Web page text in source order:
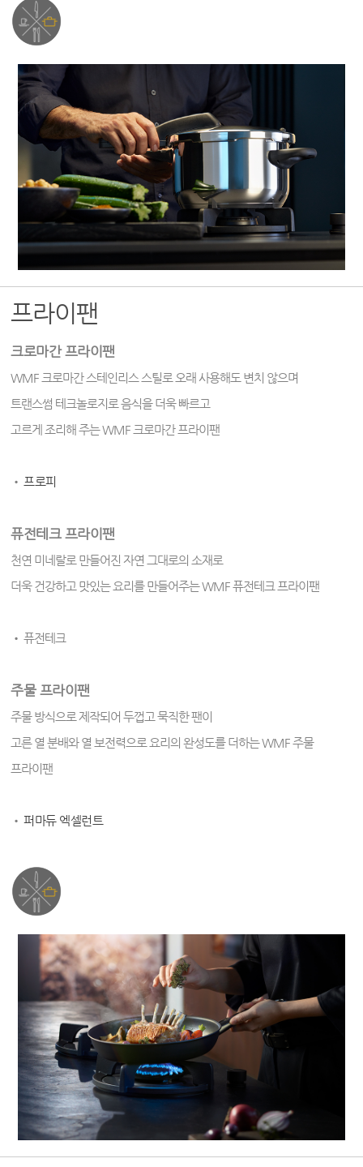
프라이팬
크로마간 프라이팬
WMF 크로마간 스테인리스 스틸로 오래 사용해도 변치 않으며
트랜스썸 테크놀로지로 음식을 더욱 빠르고
고르게 조리해 주는 WMF 크로마간 프라이팬
• 프로피
퓨전테크 프라이팬
천연 미네랄로 만들어진 자연 그대로의 소재로
더욱 건강하고 맛있는 요리를 만들어주는 WMF 퓨전테크 프라이팬
• 퓨전테크
주물 프라이팬
주물 방식으로 제작되어 두껍고 묵직한 팬이
고른 열 분배와 열 보전력으로 요리의 완성도를 더하는 WMF 주물
프라이팬
•퍼마듀 엑셀런트